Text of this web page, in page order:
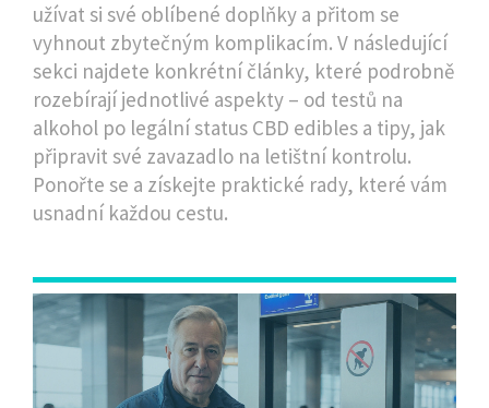
užívat si své oblíbené doplňky a přitom se
vyhnout zbytečným komplikacím. V následující
sekci najdete konkrétní články, které podrobně
rozebírají jednotlivé aspekty – od testů na
alkohol po legální status CBD edibles a tipy, jak
připravit své zavazadlo na letištní kontrolu.
Ponořte se a získejte praktické rady, které vám
usnadní každou cestu.